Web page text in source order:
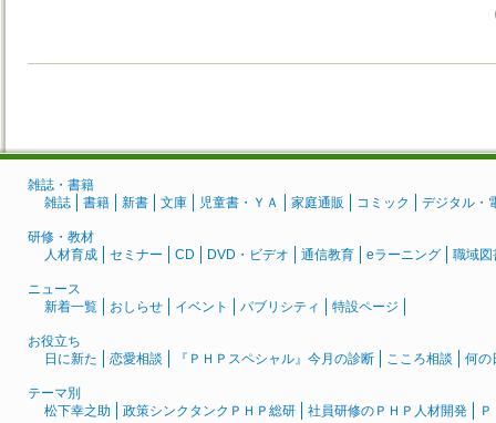
雑誌・書籍
雑誌
書籍 新書 文庫 児童書・ＹＡ 家庭通販 コミック デジタル・
研修・教材
人材育成
セミナー CD DVD・ビデオ 通信教育 eラーニング 職域図
ニュース
新着一覧
おしらせ イベント パブリシティ 特設ページ
お役立ち
日に新た
恋愛相談 『ＰＨＰスペシャル』今月の診断 こころ相談 何の
テーマ別
松下幸之助
政策シンクタンクＰＨＰ総研 社員研修のＰＨＰ人材開発